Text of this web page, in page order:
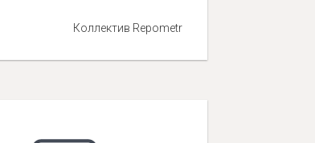
Коллектив Repometr